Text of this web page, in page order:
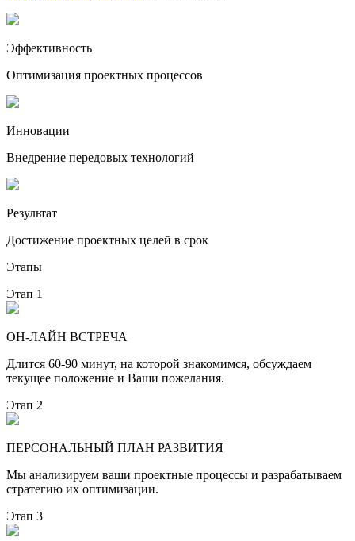
Эффективность
Оптимизация проектных процессов
Инновации
Внедрение передовых технологий
Результат
Достижение проектных целей в срок
Этапы
Этап 1
ОН-ЛАЙН ВСТРЕЧА
Длится 60-90 минут, на которой знакомимся, обсуждаем
текущее положение и Ваши пожелания.
Этап 2
ПЕРСОНАЛЬНЫЙ ПЛАН РАЗВИТИЯ
Мы анализируем ваши проектные процессы и разрабатываем
стратегию их оптимизации.
Этап 3